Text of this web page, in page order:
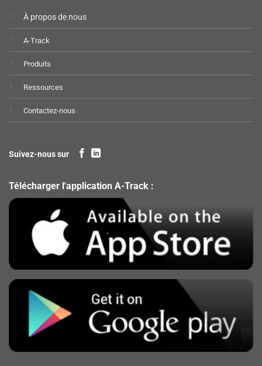
À propos de nous
A-Track
Produits
Ressources
Contactez-nous
Suivez-nous sur
Télécharger l'application A-Track :